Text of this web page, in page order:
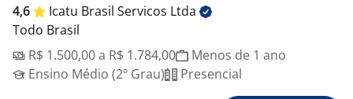
4,6 Icatu Brasil Servicos Ltda
Todo Brasil
R$ 1.500,00 a R$ 1.784,00
Menos de 1 ano
Ensino Médio (2º Grau)
Presencial